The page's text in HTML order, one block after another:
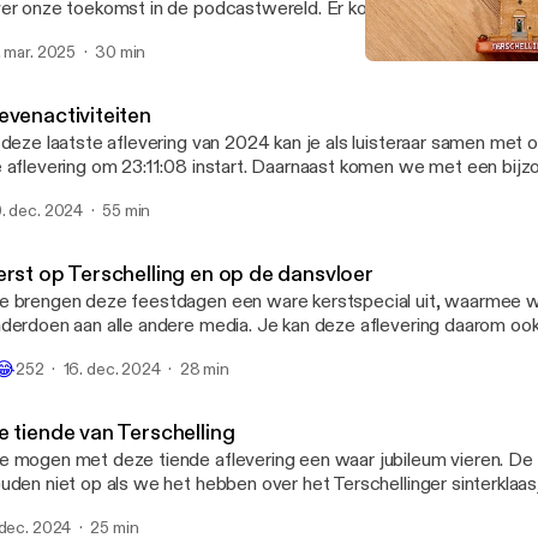
onze toekomst in de podcastwereld. Er komen nog enkele
we terugblikken op ons Terschellinger avontuur. Op de
eerst gebruik van sound effects... En tot slot – de vergeten
mar. 2025 30 min
laatste aflevering van 2024 kan je als luisteraar samen met
aflevering om 23:11:08 instart. Daarnaast komen we met een
bespreking van de het rattenprobleem. We wensen iedereen
dec. 2024 55 min
op Terschelling en op de dansvloer
brengen deze feestdagen een ware kerstspecial uit, waarmee
aan alle andere media. Je kan deze aflevering daarom
Niet alleen onze eigen kerstervaringen komen aan bod,
252 16. dec. 2024 28 min
tiende van Terschelling
mogen met deze tiende aflevering een waar jubileum vieren.
niet op als we het hebben over het Terschellinger
2024 25 min